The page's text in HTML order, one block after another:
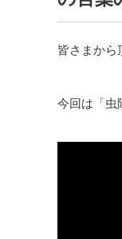
皆さまから
今回は「虫